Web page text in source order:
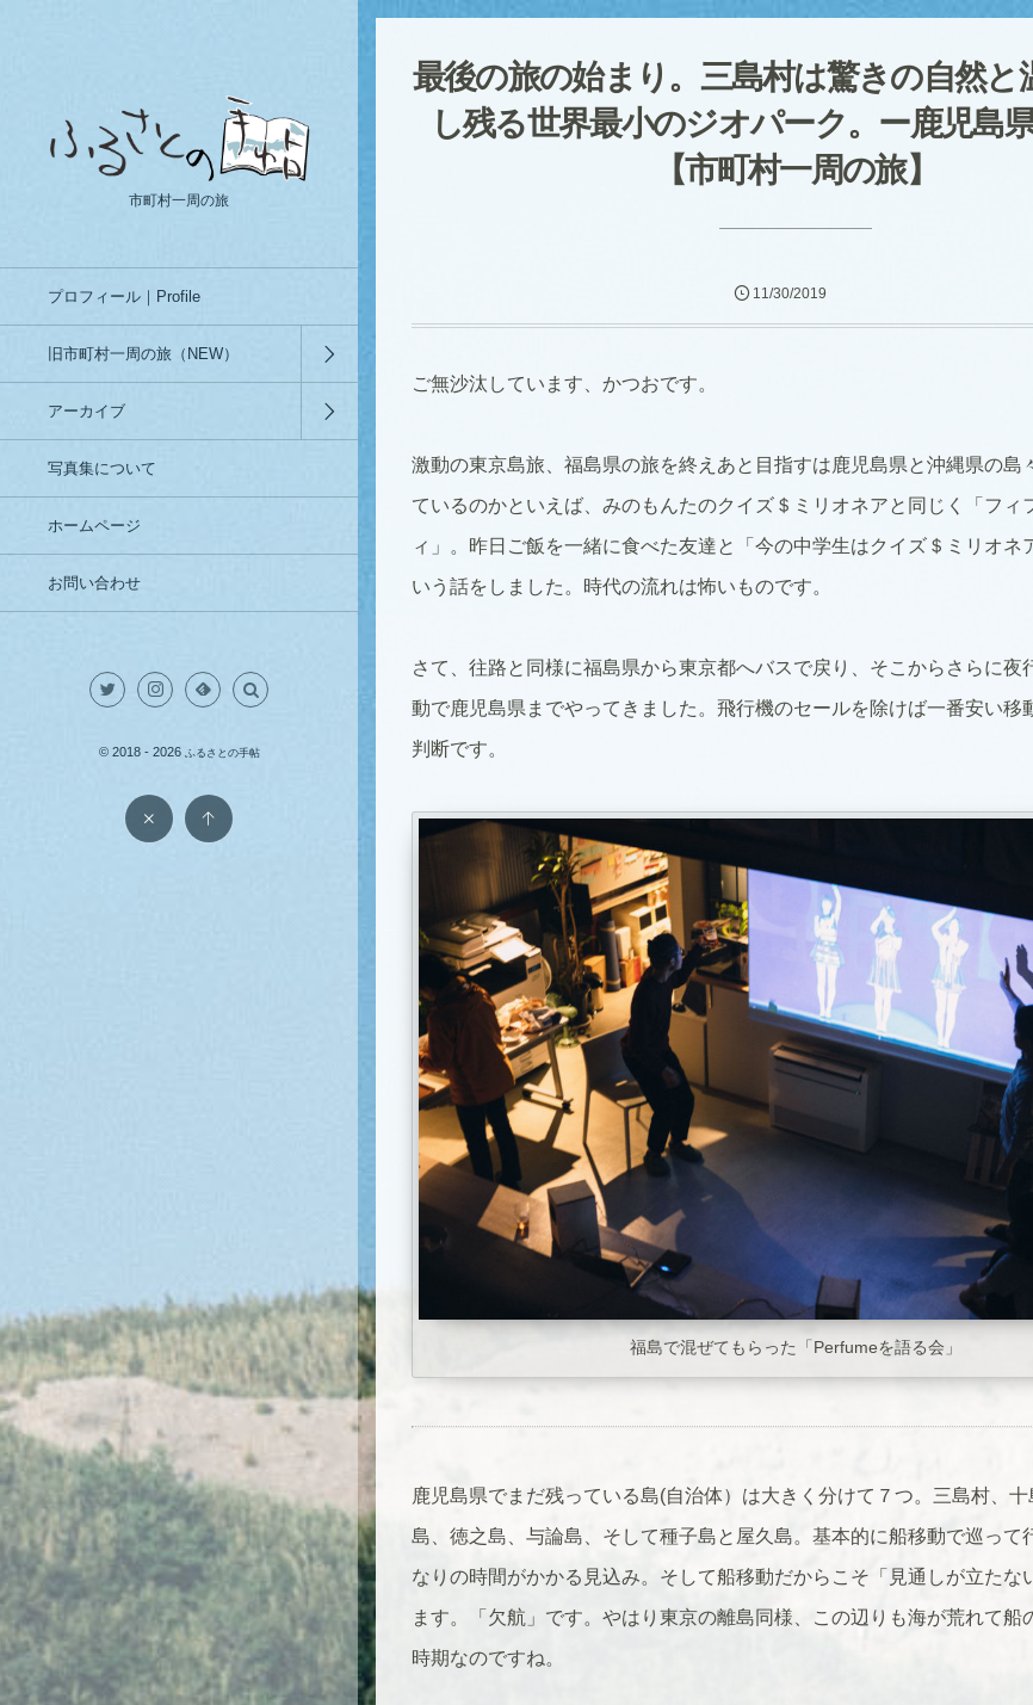
市町村一周の旅
プロフィール｜Profile
旧市町村一周の旅（NEW）
アーカイブ
写真集について
ホームページ
お問い合わせ
© 2018 - 2026 ふるさとの手帖
最後の旅の始まり。三島村は驚きの自然と
し残る世界最小のジオパーク。ー鹿児島
【市町村一周の旅】
11/30/2019
ご無沙汰しています、かつおです。
激動の東京島旅、福島県の旅を終えあと目指すは鹿児島県と沖縄県の島
ているのかといえば、みのもんたのクイズ＄ミリオネアと同じく「フィ
ィ」。昨日ご飯を一緒に食べた友達と「今の中学生はクイズ＄ミリオネ
いう話をしました。時代の流れは怖いものです。
さて、往路と同様に福島県から東京都へバスで戻り、そこからさらに夜
動で鹿児島県までやってきました。飛行機のセールを除けば一番安い移
判断です。
福島で混ぜてもらった「Perfumeを語る会」
鹿児島県でまだ残っている島(自治体）は大きく分けて７つ。三島村、
島、徳之島、与論島、そして種子島と屋久島。基本的に船移動で巡って
なりの時間がかかる見込み。そして船移動だからこそ「見通しが立たな
ます。「欠航」です。やはり東京の離島同様、この辺りも海が荒れて船
時期なのですね。